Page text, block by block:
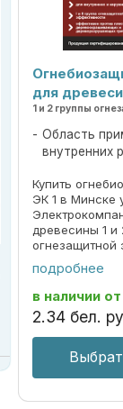
для
1 и 2 группы
Область
внутренних
Купить
ЭК 1 в Минске
древесины 1 и
огнезащитной
повышает
стойкость
защищает от
подробнее
в наличии от
2.34 бел.